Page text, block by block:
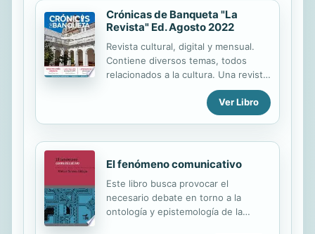
Crónicas de Banqueta "La
Revista" Ed. Agosto 2022
Revista cultural, digital y mensual.
Contiene diversos temas, todos
relacionados a la cultura. Una revista
que no te puedes perder.
Ver Libro
El fenómeno comunicativo
Este libro busca provocar el
necesario debate en torno a la
ontología y epistemología de la